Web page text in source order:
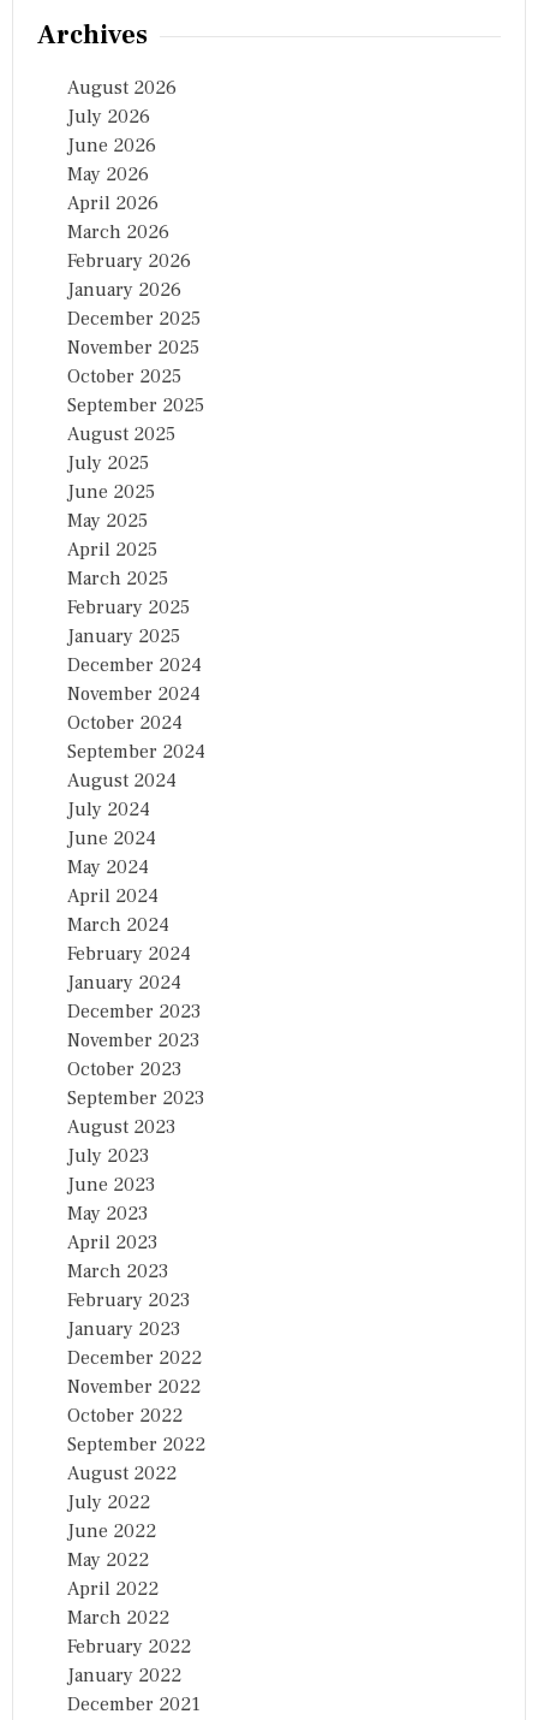
Archives
August 2026
July 2026
June 2026
May 2026
April 2026
March 2026
February 2026
January 2026
December 2025
November 2025
October 2025
September 2025
August 2025
July 2025
June 2025
May 2025
April 2025
March 2025
February 2025
January 2025
December 2024
November 2024
October 2024
September 2024
August 2024
July 2024
June 2024
May 2024
April 2024
March 2024
February 2024
January 2024
December 2023
November 2023
October 2023
September 2023
August 2023
July 2023
June 2023
May 2023
April 2023
March 2023
February 2023
January 2023
December 2022
November 2022
October 2022
September 2022
August 2022
July 2022
June 2022
May 2022
April 2022
March 2022
February 2022
January 2022
December 2021